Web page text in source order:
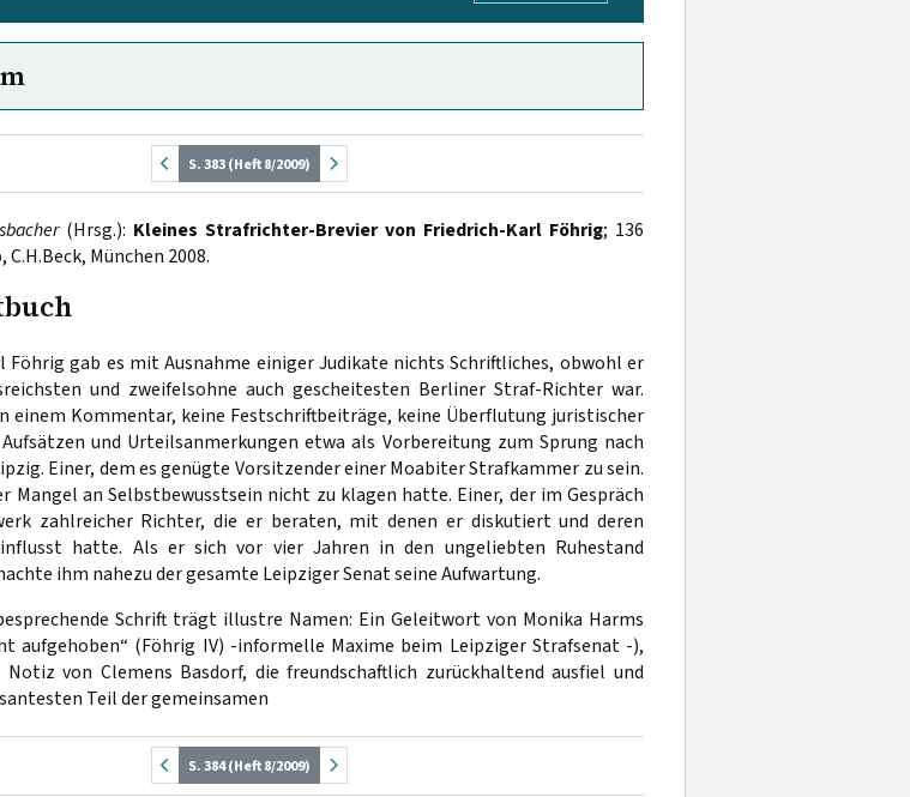
S. 383 (Heft 8/2009)
(Hrsg.): Kleines Strafrichter-Brevier von Friedrich-Karl Föhrig; 136
C.H.Beck, München 2008.
Föhrig gab es mit Ausnahme einiger Judikate nichts Schriftliches, obwohl er
und zweifelsohne auch gescheitesten Berliner Straf-Richter war.
einem Kommentar, keine Festschriftbeiträge, keine Überflutung juristischer
und Urteilsanmerkungen etwa als Vorbereitung zum Sprung nach
Einer, dem es genügte Vorsitzender einer Moabiter Strafkammer zu sein.
Mangel an Selbstbewusstsein nicht zu klagen hatte. Einer, der im Gespräch
zahlreicher Richter, die er beraten, mit denen er diskutiert und deren
hatte. Als er sich vor vier Jahren in den ungeliebten Ruhestand
ihm nahezu der gesamte Leipziger Senat seine Aufwartung.
Schrift trägt illustre Namen: Ein Geleitwort von Monika Harms
aufgehoben“ (Föhrig IV) -informelle Maxime beim Leipziger Strafsenat -),
von Clemens Basdorf, die freundschaftlich zurückhaltend ausfiel und
Teil der gemeinsamen
S. 384 (Heft 8/2009)